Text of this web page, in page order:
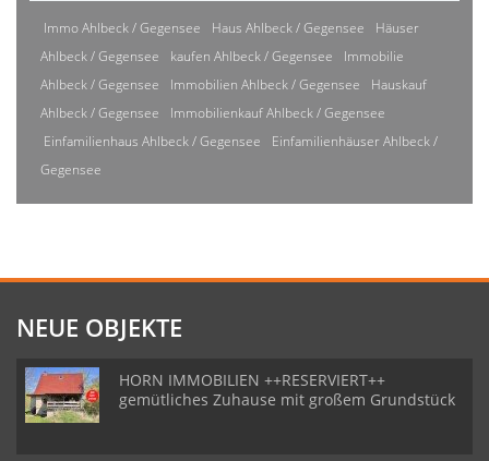
Immo Ahlbeck / Gegensee Haus Ahlbeck / Gegensee
Häuser
Ahlbeck / Gegensee
kaufen Ahlbeck / Gegensee
Immobilie
Ahlbeck / Gegensee
Immobilien Ahlbeck / Gegensee
Hauskauf
Ahlbeck / Gegensee
Immobilienkauf Ahlbeck / Gegensee
Einfamilienhaus Ahlbeck / Gegensee
Einfamilienhäuser Ahlbeck /
Gegensee
NEUE OBJEKTE
HORN IMMOBILIEN ++RESERVIERT++
gemütliches Zuhause mit großem Grundstück